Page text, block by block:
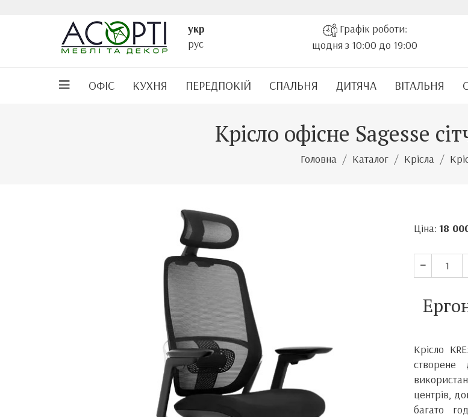
У
укр
рус
Графік роботи:
щодня з 10:00 до 19:00
ОФІС КУХНЯ ПЕРЕДПОКІЙ СПАЛЬНЯ ДИТЯЧА ВІТАЛЬНЯ
Крісло офісне Sagesse
Головна Каталог Крісла
Ціна: 18
Крісло
створене
центрів,
багато